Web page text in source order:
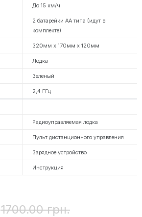
До 15 км/ч
2 батарейки АА типа (идут в
комплекте)
320мм х 170мм х 120мм
Лодка
Зеленый
2,4 ГГц
Радиоуправляемая лодка
Пульт дистанционного управления
Зарядное устройство
Инструкция
1700.00 грн.